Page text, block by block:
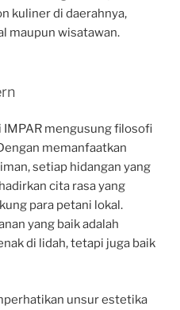
kuliner di daerahnya,
maupun wisatawan.
mengusung filosofi
memanfaatkan
setiap hidangan yang
cita rasa yang
para petani lokal.
yang baik adalah
di lidah, tetapi juga baik
unsur estetika